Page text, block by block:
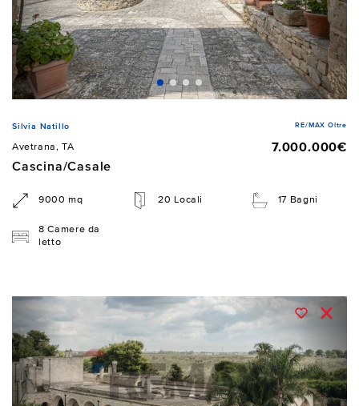
Silvia Natillo RE/MAX Oltre
Avetrana, TA
7.000.000€
Cascina/Casale
9000 mq 20 Locali 17 Bagni
8 Camere da
letto